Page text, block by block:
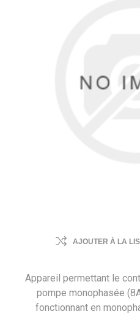
AJOUTER À LA
Appareil permettant le
pompe monophasée
fonctionnant en